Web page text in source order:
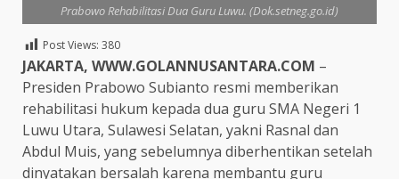
Prabowo Rehabilitasi Dua Guru Luwu. (Dok.setneg.go.id)
Post Views: 380
JAKARTA, WWW.GOLANNUSANTARA.COM –
Presiden Prabowo Subianto resmi memberikan
rehabilitasi hukum kepada dua guru SMA Negeri 1
Luwu Utara, Sulawesi Selatan, yakni Rasnal dan
Abdul Muis, yang sebelumnya diberhentikan setelah
dinyatakan bersalah karena membantu guru